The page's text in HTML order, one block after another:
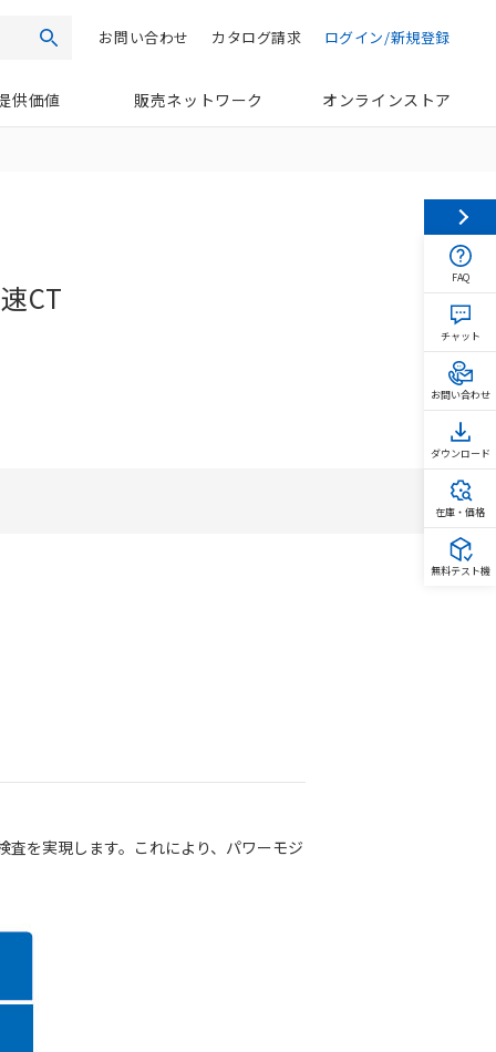
検索 ログイン/新規登録
カタログ請求
お問い合わせ
供価値 販売ネットワーク オンラインストア
CT
を実現します。これにより、パワーモジ
FAQ
チャット
お問い合わせ
ダウンロード
在庫・価格
無料テスト機